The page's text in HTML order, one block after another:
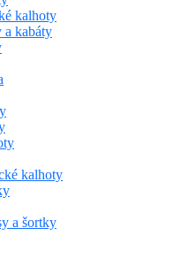
kalhoty
a kabáty
kalhoty
a šortky